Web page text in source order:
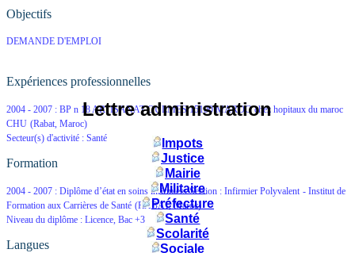
Objectifs
DEMANDE D'EMPLOI
Expériences professionnelles
2004 - 2007 : BP n 18 ARTISANAT OULMES 15100 MAROC chez hopitaux du maroc
CHU (Rabat, Maroc)
Secteur(s) d'activité : Santé
Formation
2004 - 2007 : Diplôme d’état en soins infirmiers Section : Infirmier Polyvalent - Institut de
Formation aux Carrières de Santé (RABAT, Maroc)
Niveau du diplôme : Licence, Bac +3
Langues
Lettre administration
Impots
Justice
Mairie
Militaire
Préfecture
Santé
Scolarité
Sociale